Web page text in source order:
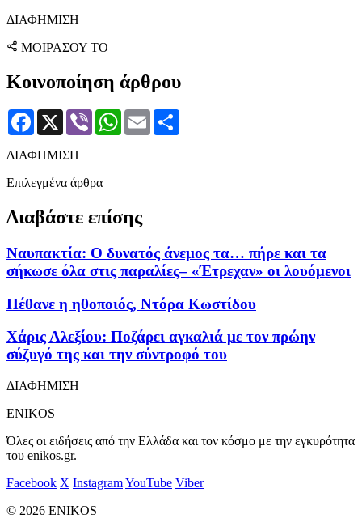
ΔΙΑΦΗΜΙΣΗ
ΜΟΙΡΑΣΟΥ ΤΟ
Κοινοποίηση άρθρου
Facebook
X Viber WhatsApp
Email
ΔΙΑΦΗΜΙΣΗ
Επιλεγμένα άρθρα
Διαβάστε επίσης
Ναυπακτία: Ο δυνατός άνεμος τα… πήρε και τα
σήκωσε όλα στις παραλίες– «Έτρεχαν» οι λουόμενοι
Πέθανε η ηθοποιός, Ντόρα Κωστίδου
Χάρις Αλεξίου: Ποζάρει αγκαλιά με τον πρώην
σύζυγό της και την σύντροφό του
ΔΙΑΦΗΜΙΣΗ
ENIKOS
Όλες οι ειδήσεις από την Ελλάδα και τον κόσμο με την εγκυρότητα
του enikos.gr.
Facebook X InstagramYouTube Viber
© 2026 ENIKOS